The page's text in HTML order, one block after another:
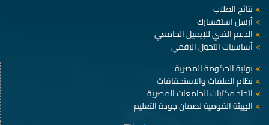
نتائج الطلاب
أرسل استفسارك
الدعم الفني للإيميل الجامعي
أساسيات التحول الرقمي
بوابة الحكومة المصرية
نظام الملفات والاستحقاقات
اتحاد مكتبات الجامعات المصرية
الهيئة القومية لضمان جودة التعليم